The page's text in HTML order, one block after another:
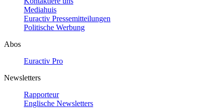
Mediahuis
Euractiv Pressemitteilungen
Politische Werbung
Abos
Euractiv Pro
Newsletters
Rapporteur
Englische Newsletters